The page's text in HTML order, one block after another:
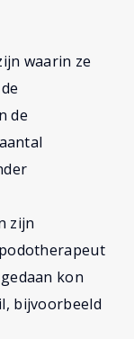
waarin ze
de
zijn
kon
bijvoorbeeld